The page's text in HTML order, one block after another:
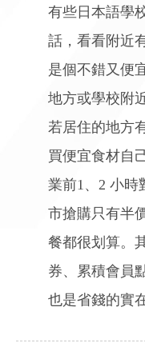
有些日本語學
話，看看附近
是個不錯又便
地方或學校附
若居住的地方
買便宜食材自
業前1、2 小時
市搶購只有半
餐都很划算。
券、累積會員
也是省錢的實